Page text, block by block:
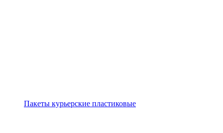
Пакеты курьерские пластиковые